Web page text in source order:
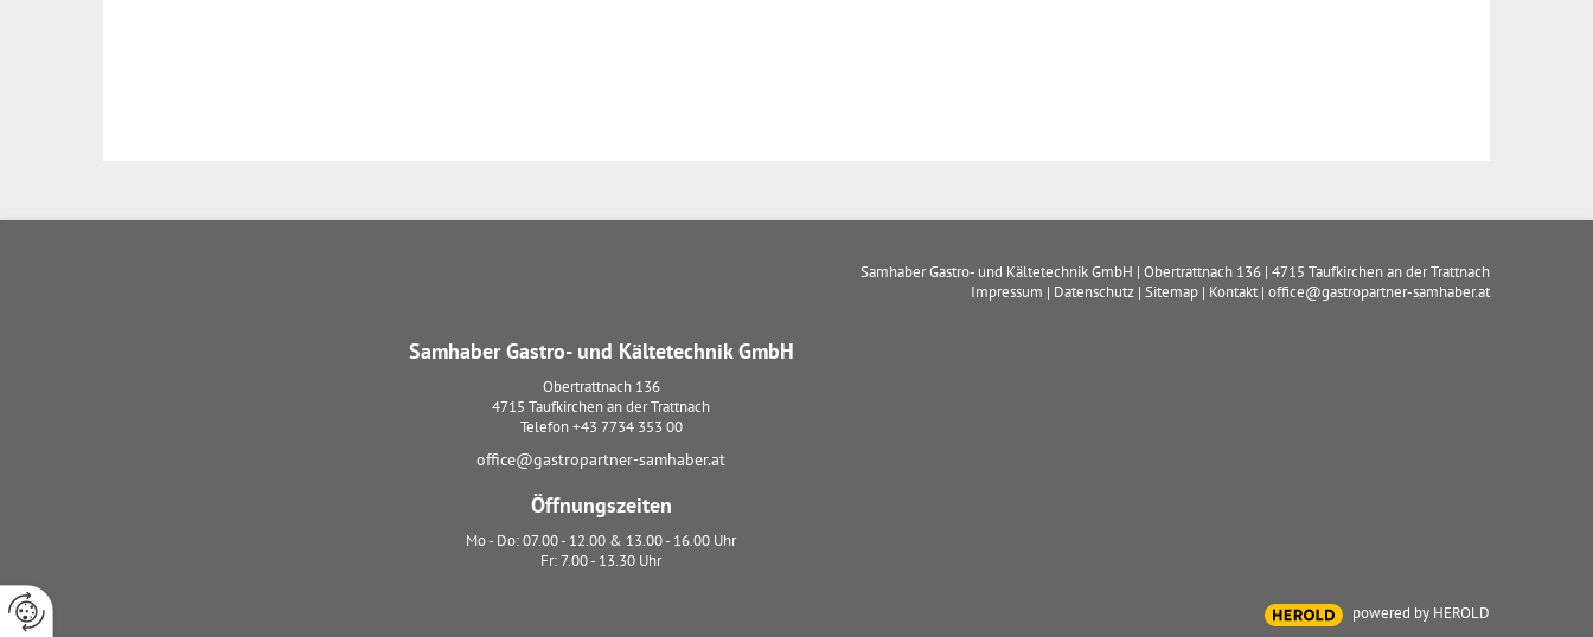
Samhaber Gastro- und Kältetechnik GmbH | Obertrattnach 136 | 4715 Taufkirchen an der Trattnach
Impressum | Datenschutz | Sitemap | Kontakt | office@gastropartner-samhaber.at
Samhaber Gastro- und Kältetechnik GmbH
Obertrattnach 136
4715 Taufkirchen an der Trattnach
Telefon +43 7734 353 00
office@gastropartner-samhaber.at
Öffnungszeiten
Mo - Do: 07.00 - 12.00 & 13.00 - 16.00 Uhr
Fr: 7.00 - 13.30 Uhr
powered by HEROLD